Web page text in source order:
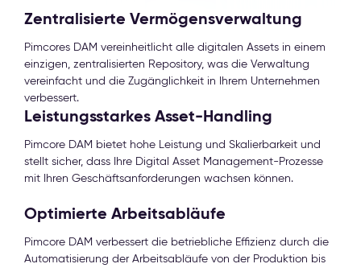
Zentralisierte Vermögensverwaltung
Pimcores DAM vereinheitlicht alle digitalen Assets in einem
einzigen, zentralisierten Repository, was die Verwaltung
vereinfacht und die Zugänglichkeit in Ihrem Unternehmen
verbessert.
Leistungsstarkes Asset-Handling
Pimcore DAM bietet hohe Leistung und Skalierbarkeit und
stellt sicher, dass Ihre Digital Asset Management-Prozesse
mit Ihren Geschäftsanforderungen wachsen können.
Optimierte Arbeitsabläufe
Pimcore DAM verbessert die betriebliche Effizienz durch die
Automatisierung der Arbeitsabläufe von der Produktion bis